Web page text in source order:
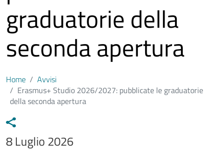
graduatorie della
seconda apertura
Home
Avvisi
Erasmus+ Studio 2026/2027: pubblicate le graduatorie
della seconda apertura
Data avviso
8 Luglio 2026